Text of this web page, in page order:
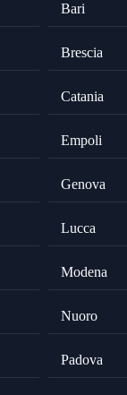
Bari
Brescia
Catania
Empoli
Genova
Lucca
Modena
Nuoro
Padova